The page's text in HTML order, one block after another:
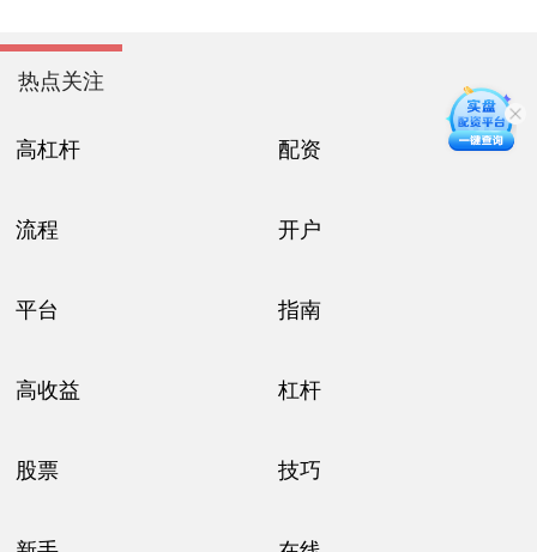
热点关注
高杠杆 配资
流程 开户
平台 指南
高收益 杠杆
股票 技巧